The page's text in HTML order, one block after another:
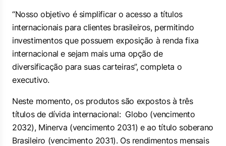
“Nosso objetivo é simplificar o acesso a títulos
internacionais para clientes brasileiros, permitindo
investimentos que possuem exposição à renda fixa
internacional e sejam mais uma opção de
diversificação para suas carteiras”, completa o
executivo.
Neste momento, os produtos são expostos à três
títulos de dívida internacional: Globo (vencimento
2032), Minerva (vencimento 2031) e ao título soberano
Brasileiro (vencimento 2031). Os rendimentos mensais